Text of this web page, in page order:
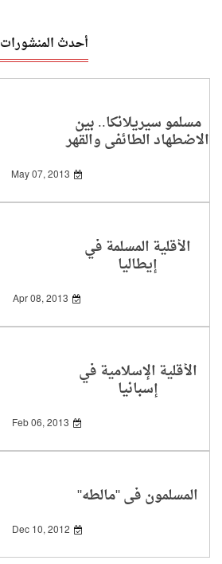
أحدث المنشورات
مسلمو سيريلانكا.. بين
الاضطهاد الطائفي والقهر
السياسي
May 07, 2013
الأقلية المسلمة في
إيطاليا
Apr 08, 2013
الأقلية الإسلامية في
إسبانيا
Feb 06, 2013
المسلمون في "مالطه"
Dec 10, 2012